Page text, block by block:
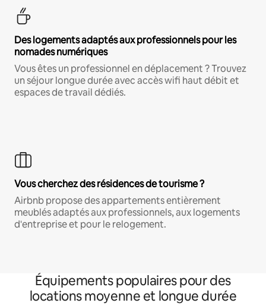
Des logements adaptés aux professionnels pour les
nomades numériques
Vous êtes un professionnel en déplacement ? Trouvez
un séjour longue durée avec accès wifi haut débit et
espaces de travail dédiés.
Vous cherchez des résidences de tourisme ?
Airbnb propose des appartements entièrement
meublés adaptés aux professionnels, aux logements
d'entreprise et pour le relogement.
Équipements populaires pour des
locations moyenne et longue durée